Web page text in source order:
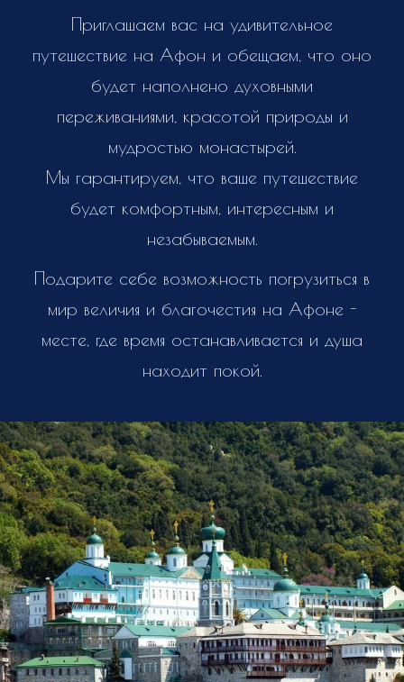
Приглашаем вас на удивительное
путешествие на Афон и обещаем, что оно
будет наполнено духовными
переживаниями, красотой природы и
мудростью монастырей.
Мы гарантируем, что ваше путешествие
будет комфортным, интересным и
незабываемым.
Подарите себе возможность погрузиться в
мир величия и благочестия на Афоне -
месте, где время останавливается и душа
находит покой.